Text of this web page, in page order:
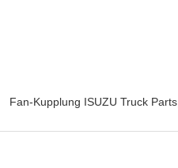
Fan-Kupplung ISUZU Truck Parts